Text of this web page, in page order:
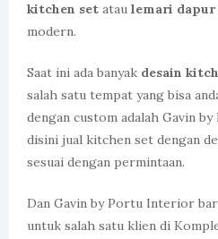
kitchen set atau lemari dapur
modern.
Saat ini ada banyak desain
salah satu tempat yang bisa
dengan custom adalah Gavin
disini jual kitchen set dengan
sesuai dengan permintaan.
Dan Gavin by Portu Interior
untuk salah satu klien di